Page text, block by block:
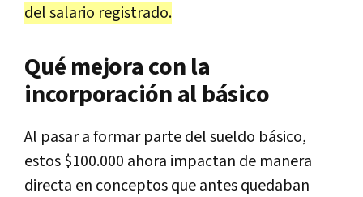
del salario registrado.
Qué mejora con la
incorporación al básico
Al pasar a formar parte del sueldo básico,
estos $100.000 ahora impactan de manera
directa en conceptos que antes quedaban